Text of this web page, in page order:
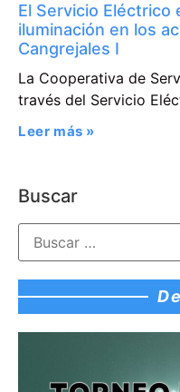
El Servicio Eléctrico
iluminación en los
Cangrejales I
La Cooperativa de
través del Servicio
Leer más »
Buscar